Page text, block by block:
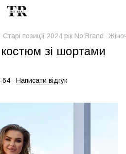
Старі позиції 2024 рік No Brand
костюм зі шортами
64 Написати відгук